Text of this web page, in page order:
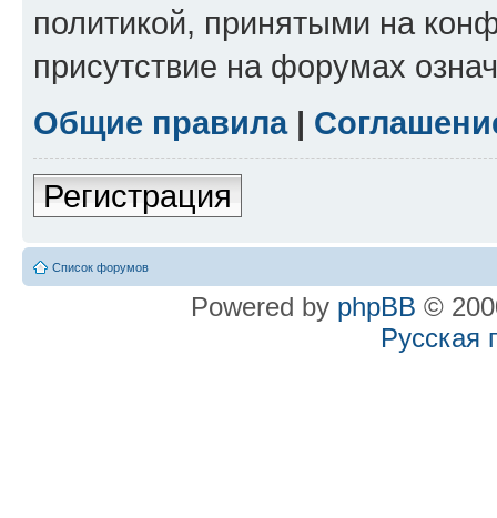
политикой, принятыми на
присутствие на форумах
Общие правила|
Регистрация
Список форумов
Powered by phpBB ©
Русская